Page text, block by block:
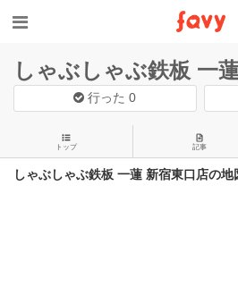
しゃぶしゃぶ鉄板 一
行った0
トップ 記事
しゃぶしゃぶ鉄板 一蓮 新宿東口店の地